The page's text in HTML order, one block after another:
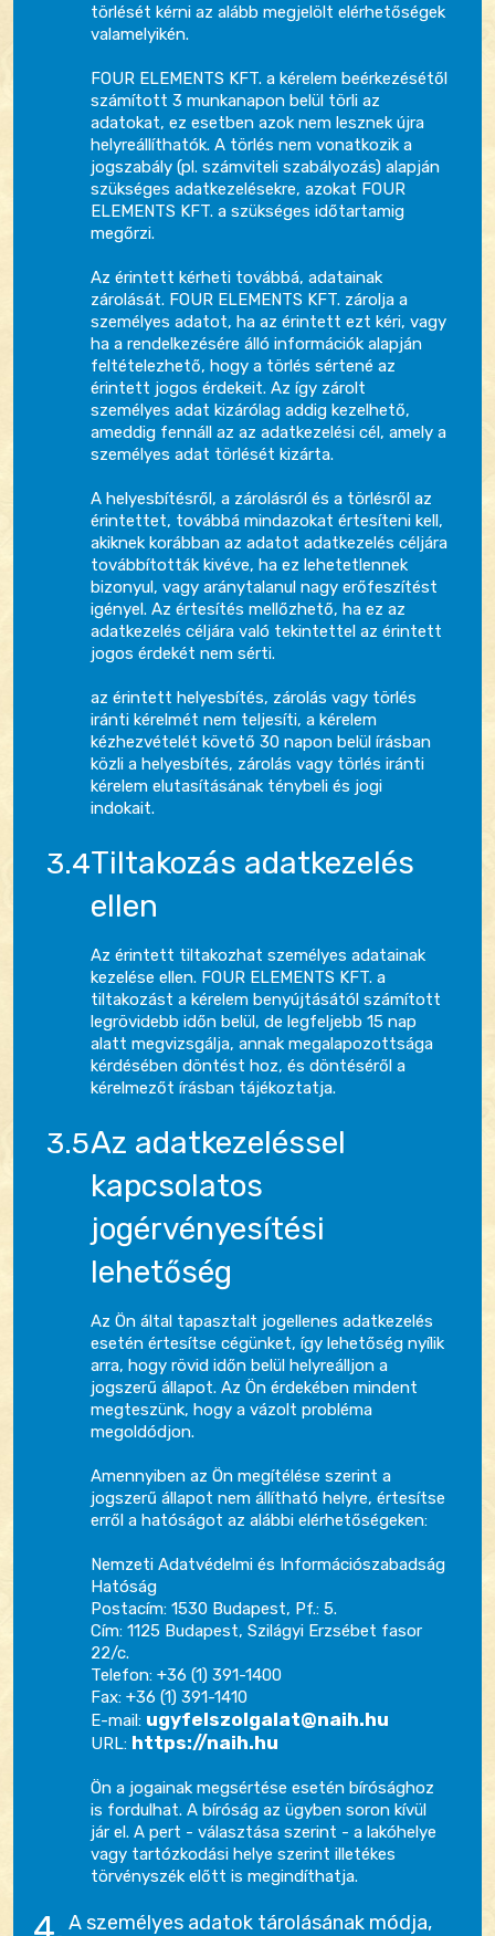
törlését kérni az alább megjelölt elérhetőségek
valamelyikén.
FOUR ELEMENTS KFT. a kérelem beérkezésétől
számított 3 munkanapon belül törli az
adatokat, ez esetben azok nem lesznek újra
helyreállíthatók. A törlés nem vonatkozik a
jogszabály (pl. számviteli szabályozás) alapján
szükséges adatkezelésekre, azokat FOUR
ELEMENTS KFT. a szükséges időtartamig
megőrzi.
Az érintett kérheti továbbá, adatainak
zárolását. FOUR ELEMENTS KFT. zárolja a
személyes adatot, ha az érintett ezt kéri, vagy
ha a rendelkezésére álló információk alapján
feltételezhető, hogy a törlés sértené az
érintett jogos érdekeit. Az így zárolt
személyes adat kizárólag addig kezelhető,
ameddig fennáll az az adatkezelési cél, amely a
személyes adat törlését kizárta.
A helyesbítésről, a zárolásról és a törlésről az
érintettet, továbbá mindazokat értesíteni kell,
akiknek korábban az adatot adatkezelés céljára
továbbították kivéve, ha ez lehetetlennek
bizonyul, vagy aránytalanul nagy erőfeszítést
igényel. Az értesítés mellőzhető, ha ez az
adatkezelés céljára való tekintettel az érintett
jogos érdekét nem sérti.
az érintett helyesbítés, zárolás vagy törlés
iránti kérelmét nem teljesíti, a kérelem
kézhezvételét követő 30 napon belül írásban
közli a helyesbítés, zárolás vagy törlés iránti
kérelem elutasításának ténybeli és jogi
indokait.
Tiltakozás adatkezelés
ellen
Az érintett tiltakozhat személyes adatainak
kezelése ellen. FOUR ELEMENTS KFT. a
tiltakozást a kérelem benyújtásától számított
legrövidebb időn belül, de legfeljebb 15 nap
alatt megvizsgálja, annak megalapozottsága
kérdésében döntést hoz, és döntéséről a
kérelmezőt írásban tájékoztatja.
Az adatkezeléssel
kapcsolatos
jogérvényesítési
lehetőség
Az Ön által tapasztalt jogellenes adatkezelés
esetén értesítse cégünket, így lehetőség nyílik
arra, hogy rövid időn belül helyreálljon a
jogszerű állapot. Az Ön érdekében mindent
megteszünk, hogy a vázolt probléma
megoldódjon.
Amennyiben az Ön megítélése szerint a
jogszerű állapot nem állítható helyre, értesítse
erről a hatóságot az alábbi elérhetőségeken:
Nemzeti Adatvédelmi és Információszabadság
Hatóság
Postacím: 1530 Budapest, Pf.: 5.
Cím: 1125 Budapest, Szilágyi Erzsébet fasor
22/c.
Telefon: +36 (1) 391-1400
Fax: +36 (1) 391-1410
E-mail: ugyfelszolgalat@naih.hu
URL: https://naih.hu
Ön a jogainak megsértése esetén bírósághoz
is fordulhat. A bíróság az ügyben soron kívül
jár el. A pert - választása szerint - a lakóhelye
vagy tartózkodási helye szerint illetékes
törvényszék előtt is megindíthatja.
A személyes adatok tárolásának módja,